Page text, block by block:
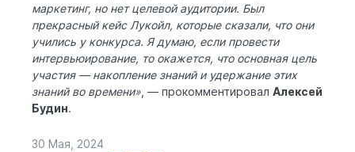
маркетинг, но нет целевой аудитории. Был
прекрасный кейс Лукойл, которые сказали, что они
учились у конкурса. Я думаю, если провести
интервьюирование, то окажется, что основная цель
участия — накопление знаний и удержание этих
знаний во времени», — прокомментировал Алексей
Будин.
30 Мая, 2024